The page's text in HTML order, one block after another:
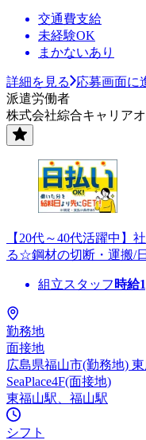
交通費支給
未経験OK
まかないあり
詳細を見る
応募画面に
派遣労働者
株式会社綜合キャリア
【20代～40代活躍中】
る☆鋼材の切断・運搬/
組立スタッフ 時給
勤務地
面接地
広島県福山市(勤務地)
SeaPlace4F(面接地)
東福山駅、福山駅
シフト